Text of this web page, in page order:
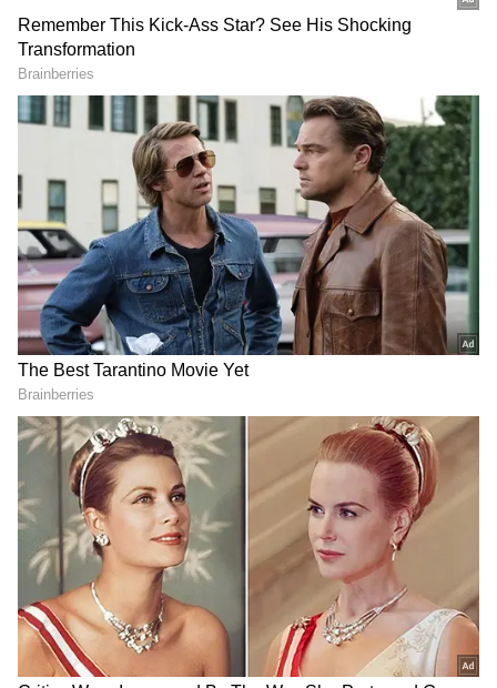
చరిత్ర సృష్టించే ఈ వేడుకలను చూసేందుకు ప్రధాని నరేంద్ర
మోడీ, ఉత్తరప్రదేశ్ ముఖ్యమంత్రి యోగి ఆదిత్యనాథ్,
గవర్నర్ ఆనందీబెన్ పటేల్, ఇతర రాష్ట్ర మంత్రులు
హాజరయ్యారు.
DOWNLOAD APP
RECOMMENDED STORIES